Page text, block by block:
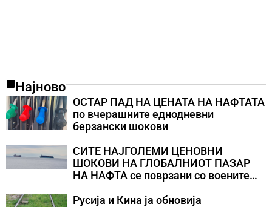
Најново
ОСТАР ПАД НА ЦЕНАТА НА НАФТАТА
по вчерашните еднодневни
берзански шокови
СИТЕ НАЈГОЛЕМИ ЦЕНОВНИ
ШОКОВИ НА ГЛОБАЛНИОТ ПАЗАР
НА НАФТА се поврзани со воените
Русија и Кина ја обновија